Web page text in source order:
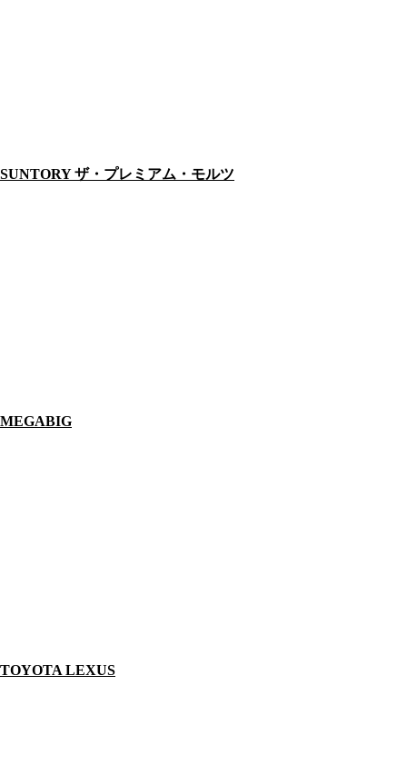
SUNTORY ザ・プレミアム・モルツ
MEGABIG
TOYOTA LEXUS